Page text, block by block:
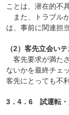
ことは、潜在的不
また、トラブル
は、事前に関連担
（2）客先立会いテ
客先要求が満た
ないかを最終チェ
客先にとっても不
3．4．6 試運転・